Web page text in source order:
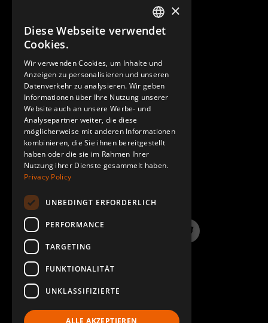
KONTAKT
InstagramTwitter
ENGLISH
×
Diese Webseite verwendet
Cookies.
Wir verwenden Cookies, um Inhalte und
Anzeigen zu personalisieren und unseren
Datenverkehr zu analysieren. Wir geben
Informationen über Ihre Nutzung unserer
Website auch an unsere Werbe- und
Analysepartner weiter, die diese
möglicherweise mit anderen Informationen
kombinieren, die Sie ihnen bereitgestellt
haben oder die sie im Rahmen Ihrer
Nutzung ihrer Dienste gesammelt haben.
Privacy Policy
UNBEDINGT ERFORDERLICH
PERFORMANCE
TARGETING
FUNKTIONALITÄT
UNKLASSIFIZIERTE
ALLE AKZEPTIEREN